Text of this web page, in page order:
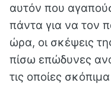
αυτόν που
πάντα για να τον
ώρα, οι σκέψεις
πίσω επώδυνες
τις οποίες